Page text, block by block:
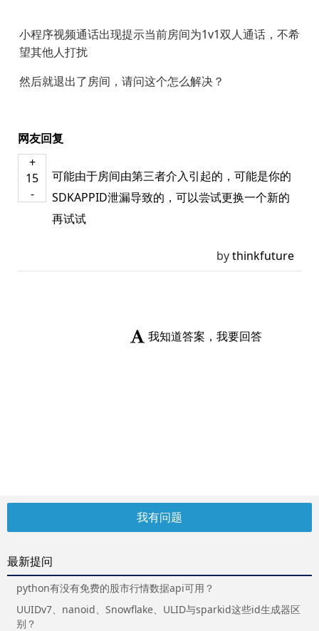
小程序视频通话出现提示当前房间为1v1双人通话，不希
望其他人打扰
然后就退出了房间，请问这个怎么解决？
网友回复
+
15
-
可能由于房间由第三者介入引起的，可能是你的
SDKAPPID泄漏导致的，可以尝试更换一个新的
再试试
bythinkfuture
我知道答案，我要回答
我有问题
最新提问
python有没有免费的股市行情数据api可用？
UUIDv7、nanoid、Snowflake、ULID与sparkid这些id生成器区
别？